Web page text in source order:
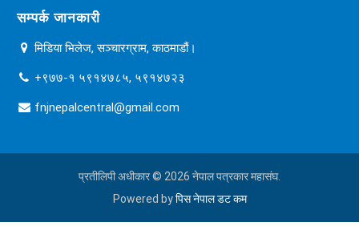
सम्पर्क जानकारी
मिडिया भिलेज, सञ्चारग्राम, काठमाडौं।
+९७७-१ ५९१४७८५, ५९१४७२३
fnjnepalcentral@gmail.com
प्रतीलिपी अधीकार © 2026 नेपाल पत्रकार महासंघ.
Powered byपिस नेपाल डट कम